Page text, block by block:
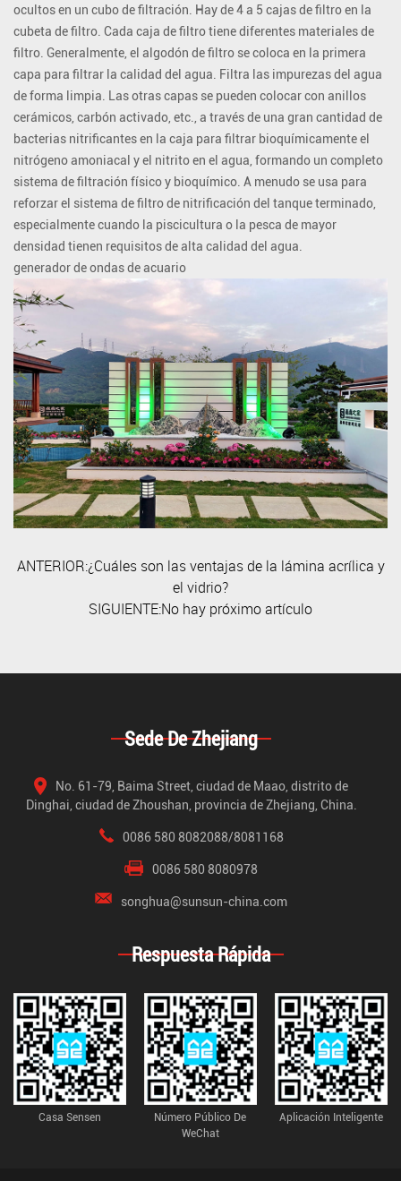
ocultos en un cubo de filtración. Hay de 4 a 5 cajas de filtro en la
cubeta de filtro. Cada caja de filtro tiene diferentes materiales de
filtro. Generalmente, el algodón de filtro se coloca en la primera
capa para filtrar la calidad del agua. Filtra las impurezas del agua
de forma limpia. Las otras capas se pueden colocar con anillos
cerámicos, carbón activado, etc., a través de una gran cantidad de
bacterias nitrificantes en la caja para filtrar bioquímicamente el
nitrógeno amoniacal y el nitrito en el agua, formando un completo
sistema de filtración físico y bioquímico. A menudo se usa para
reforzar el sistema de filtro de nitrificación del tanque terminado,
especialmente cuando la piscicultura o la pesca de mayor
densidad tienen requisitos de alta calidad del agua.
generador de ondas de acuario
ANTERIOR:¿Cuáles son las ventajas de la lámina acrílica y
el vidrio?
SIGUIENTE:No hay próximo artículo
Sede De Zhejiang
No. 61-79, Baima Street, ciudad de Maao, distrito de
Dinghai, ciudad de Zhoushan, provincia de Zhejiang, China.
0086 580 8082088/8081168
0086 580 8080978
songhua@sunsun-china.com
Respuesta Rápida
Casa Sensen
Número Público De
WeChat
Aplicación Inteligente